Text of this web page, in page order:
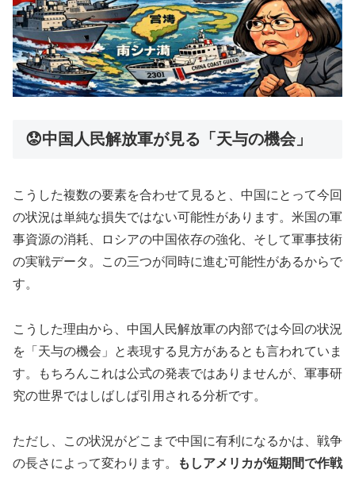
😟中国人民解放軍が見る「天与の機会」
こうした複数の要素を合わせて見ると、中国にとって今回
の状況は単純な損失ではない可能性があります。米国の軍
事資源の消耗、ロシアの中国依存の強化、そして軍事技術
の実戦データ。この三つが同時に進む可能性があるからで
す。
こうした理由から、中国人民解放軍の内部では今回の状況
を「天与の機会」と表現する見方があるとも言われていま
す。もちろんこれは公式の発表ではありませんが、軍事研
究の世界ではしばしば引用される分析です。
ただし、この状況がどこまで中国に有利になるかは、戦争
の長さによって変わります。
もしアメリカが短期間で作戦